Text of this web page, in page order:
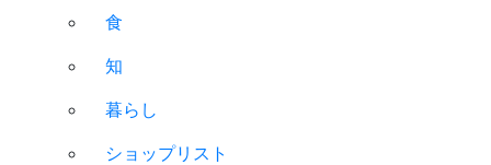
食
知
暮らし
ショップリスト